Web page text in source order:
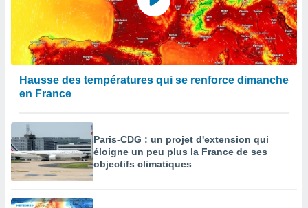
Hausse des températures qui se renforce dimanche
en France
Paris-CDG : un projet d'extension qui
éloigne un peu plus la France de ses
objectifs climatiques